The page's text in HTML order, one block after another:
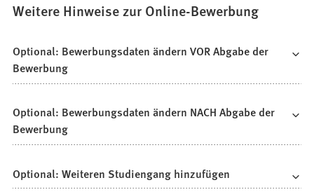
Weitere Hinweise zur Online-Bewerbung
Optional: Bewerbungsdaten ändern VOR Abgabe der
Bewerbung
Optional: Bewerbungsdaten ändern NACH Abgabe der
Bewerbung
Optional: Weiteren Studiengang hinzufügen